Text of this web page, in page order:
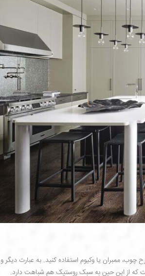
ممبران یا وکیوم استفاده کنید. به عبارت دیگر
که از این حین به سبک روستیک هم شباهت دارد.